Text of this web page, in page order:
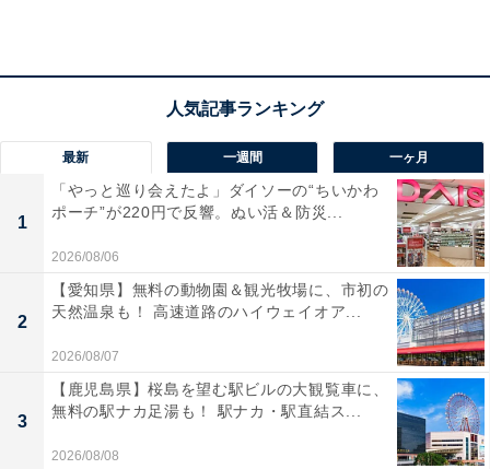
楽天トラベルでホテルを見る
最新 一週間 一ヶ月
1
「やっと巡り会えたよ」ダイソーの“ちいかわ
ポーチ”が220円で反響。ぬい活＆防災...
2026/08/06
2
【愛知県】無料の動物園＆観光牧場に、市初の
天然温泉も！ 高速道路のハイウェイオア...
2026/08/07
3
【鹿児島県】桜島を望む駅ビルの大観覧車に、
無料の駅ナカ足湯も！ 駅ナカ・駅直結ス...
2026/08/08